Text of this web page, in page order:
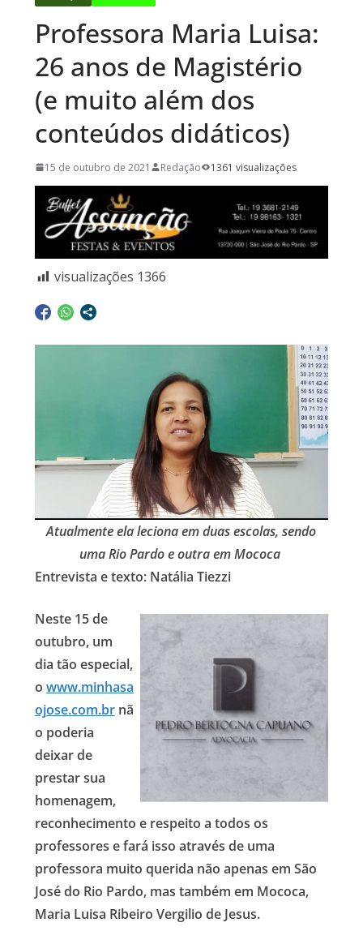
Professora Maria Luisa:
26 anos de Magistério
(e muito além dos
conteúdos didáticos)
15 de outubro de 2021 Redação 1361 visualizações
visualizações 1366
Atualmente ela leciona em duas escolas, sendo
uma Rio Pardo e outra em Mococa
Entrevista e texto: Natália Tiezzi
Neste 15 de
outubro, um
dia tão especial,
o www.minhasa
ojose.com.brnã
o poderia
deixar de
prestar sua
homenagem,
reconhecimento e respeito a todos os
professores e fará isso através de uma
professora muito querida não apenas em São
José do Rio Pardo, mas também em Mococa,
Maria Luisa Ribeiro Vergilio de Jesus.